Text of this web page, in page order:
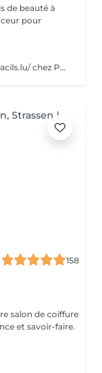
de beauté à
pour
Merci de prendre RDV par ici http://www.olgacils.lu/ chez Polina
158
salon de coiffure
et savoir-faire.